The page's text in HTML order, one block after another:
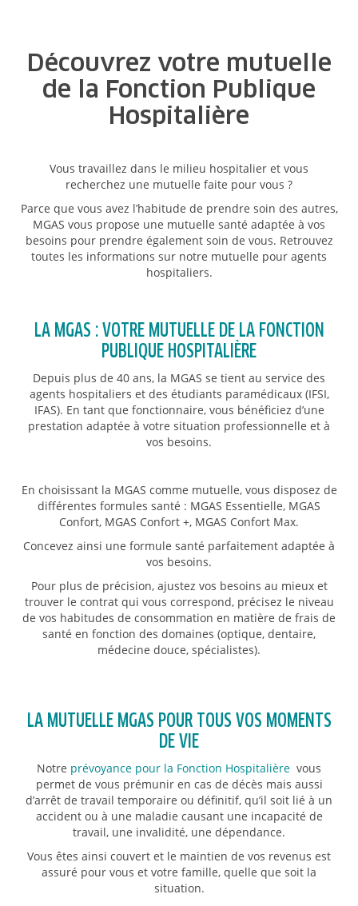
Découvrez votre mutuelle
de la Fonction Publique
Hospitalière
Vous travaillez dans le milieu hospitalier et vous
recherchez une mutuelle faite pour vous ?
Parce que vous avez l’habitude de prendre soin des autres,
MGAS vous propose une mutuelle santé adaptée à vos
besoins pour prendre également soin de vous. Retrouvez
toutes les informations sur notre mutuelle pour agents
hospitaliers.
LA MGAS : VOTRE MUTUELLE DE LA FONCTION
PUBLIQUE HOSPITALIÈRE
Depuis plus de 40 ans, la MGAS se tient au service des
agents hospitaliers et des étudiants paramédicaux (IFSI,
IFAS). En tant que fonctionnaire, vous bénéficiez d’une
prestation adaptée à votre situation professionnelle et à
vos besoins.
En choisissant la MGAS comme mutuelle, vous disposez de
différentes formules santé : MGAS Essentielle, MGAS
Confort, MGAS Confort +, MGAS Confort Max.
Concevez ainsi une formule santé parfaitement adaptée à
vos besoins.
Pour plus de précision, ajustez vos besoins au mieux et
trouver le contrat qui vous correspond, précisez le niveau
de vos habitudes de consommation en matière de frais de
santé en fonction des domaines (optique, dentaire,
médecine douce, spécialistes).
LA MUTUELLE MGAS POUR TOUS VOS MOMENTS
DE VIE
Notre prévoyance pour la Fonction Hospitalière vous
permet de vous prémunir en cas de décès mais aussi
d’arrêt de travail temporaire ou définitif, qu’il soit lié à un
accident ou à une maladie causant une incapacité de
travail, une invalidité, une dépendance.
Vous êtes ainsi couvert et le maintien de vos revenus est
assuré pour vous et votre famille, quelle que soit la
situation.